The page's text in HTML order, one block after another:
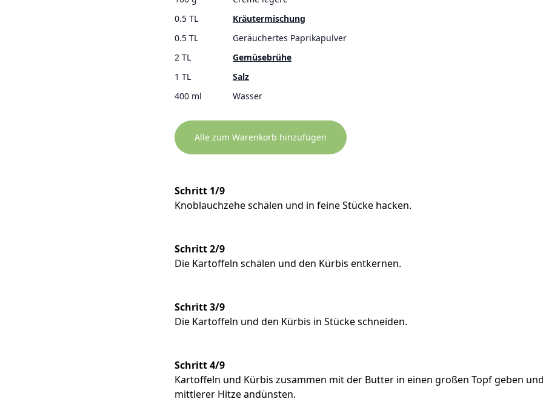
0.5 TL
Kräutermischung
0.5 TL
Geräuchertes Paprikapulver
2 TL
Gemüsebrühe
1 TL
Salz
400 ml
Wasser
Alle zum Warenkorb hinzufügen
Schritt 1/9
Knoblauchzehe schälen und in feine Stücke hacken.
Schritt 2/9
Die Kartoffeln schälen und den Kürbis entkernen.
Schritt 3/9
Die Kartoffeln und den Kürbis in Stücke schneiden.
Schritt 4/9
Kartoffeln und Kürbis zusammen mit der Butter in einen großen Topf geben
mittlerer Hitze andünsten.